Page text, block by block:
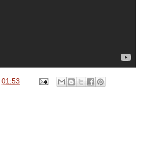
01:53